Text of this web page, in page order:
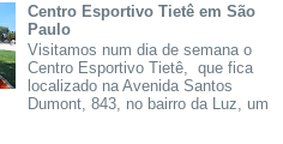
Centro Esportivo Tietê em São
Paulo
Visitamos num dia de semana o
Centro Esportivo Tietê, que fica
localizado na Avenida Santos
Dumont, 843, no bairro da Luz, um